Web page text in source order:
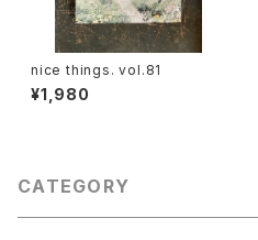
nice things. vol.81
¥1,980
CATEGORY